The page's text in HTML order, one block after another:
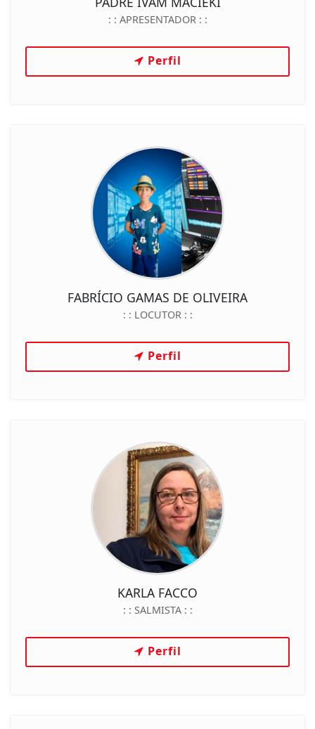
: : APRESENTADOR : :
Perfil
FABRÍCIO GAMAS DE OLIVEIRA
: : LOCUTOR : :
Perfil
KARLA FACCO
: : SALMISTA : :
Perfil